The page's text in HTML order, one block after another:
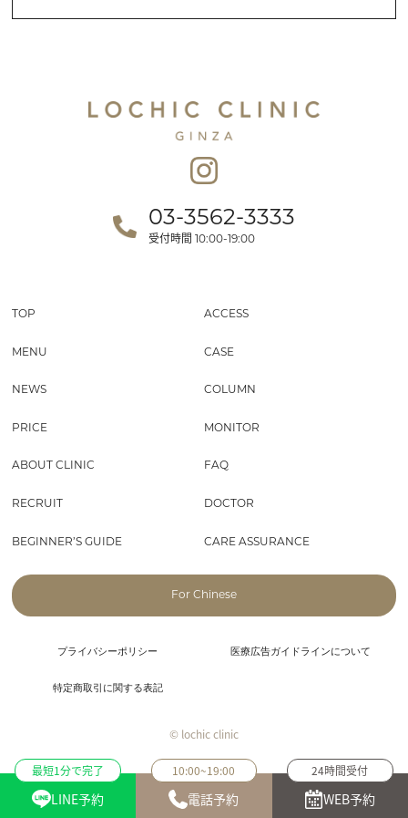
03-3562-3333
受付時間 10:00-19:00
TOP ACCESS
MENU CASE
NEWS COLUMN
PRICE MONITOR
ABOUT CLINIC FAQ
RECRUIT DOCTOR
BEGINNER’S GUIDE CARE ASSURANCE
For Chinese
プライバシーポリシー 医療広告ガイドラインについて
特定商取引に関する表記
© lochic clinic
最短1分で完了
LINE予約
10:00~19:00
電話予約
24時間受付
WEB予約